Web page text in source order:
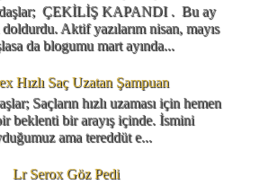
ÇEKİLİŞ KAPANDI . Bu ay
doldurdu. Aktif yazılarım nisan, mayıs
da blogumu mart ayında...
Hızlı Saç Uzatan Şampuan
Saçların hızlı uzaması için hemen
beklenti bir arayış içinde. İsmini
ama tereddüt e...
Lr Serox Göz Pedi